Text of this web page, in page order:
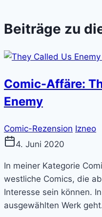
Beiträge zu
Comic-Affäre:
Enemy
Comic-Rezension Izneo
4. Juni 2020
In meiner Kategorie
westliche Comics, die
Interesse sein können.
ausgewählten Werk